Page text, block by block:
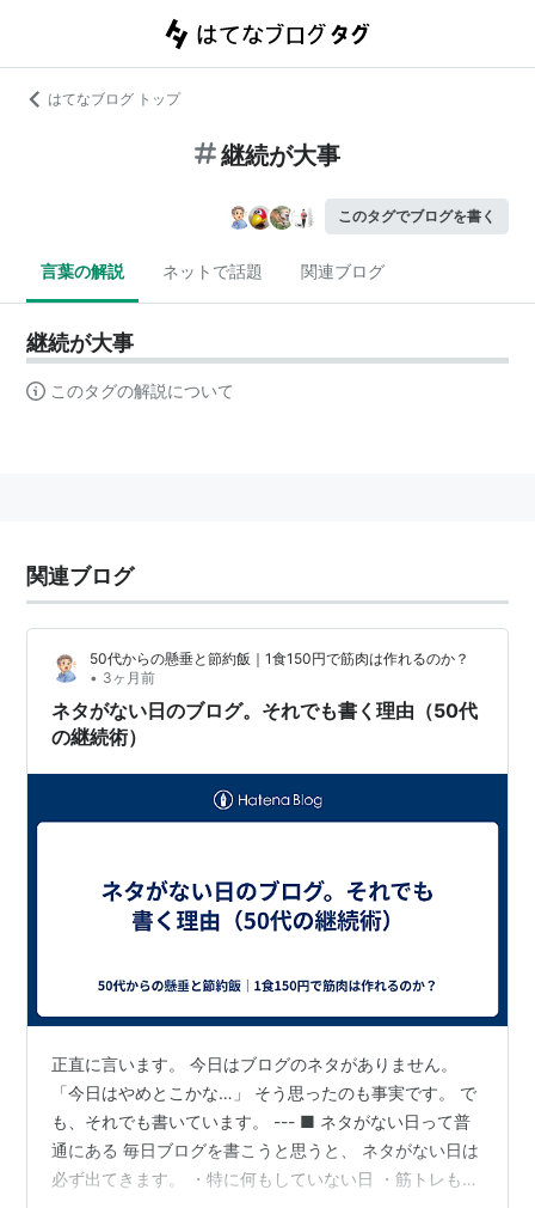
はてなブログ トップ
継続が大事
このタグでブログを書く
言葉の解説 ネットで話題 関連ブログ
継続が大事
このタグの解説について
関連ブログ
50代からの懸垂と節約飯｜1食150円で筋肉は作れるのか？
• 3ヶ月前
ネタがない日のブログ。それでも書く理由（50代
の継続術）
正直に言います。 今日はブログのネタがありません。
「今日はやめとこかな…」 そう思ったのも事実です。 で
も、それでも書いています。 --- ■ ネタがない日って普
通にある 毎日ブログを書こうと思うと、 ネタがない日は
必ず出てきます。 ・特に何もしていない日 ・筋トレも軽